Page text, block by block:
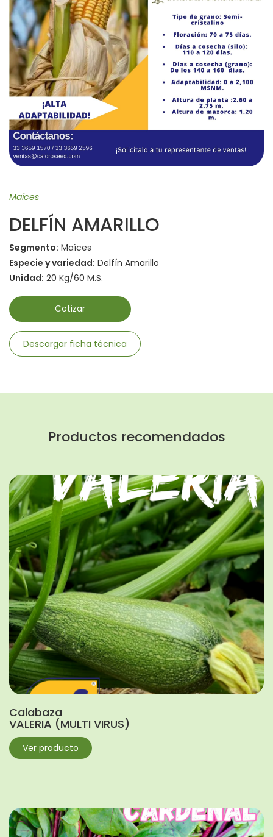
Maíces
DELFÍN AMARILLO
Segmento: Maíces
Especie y variedad: Delfín Amarillo
Unidad: 20 Kg/60 M.S.
Cotizar
Descargar ficha técnica
Productos recomendados
Calabaza
VALERIA (MULTI VIRUS)
Ver producto